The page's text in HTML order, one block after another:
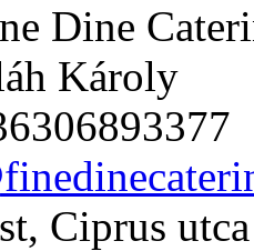
Dine
Károly
Ciprus